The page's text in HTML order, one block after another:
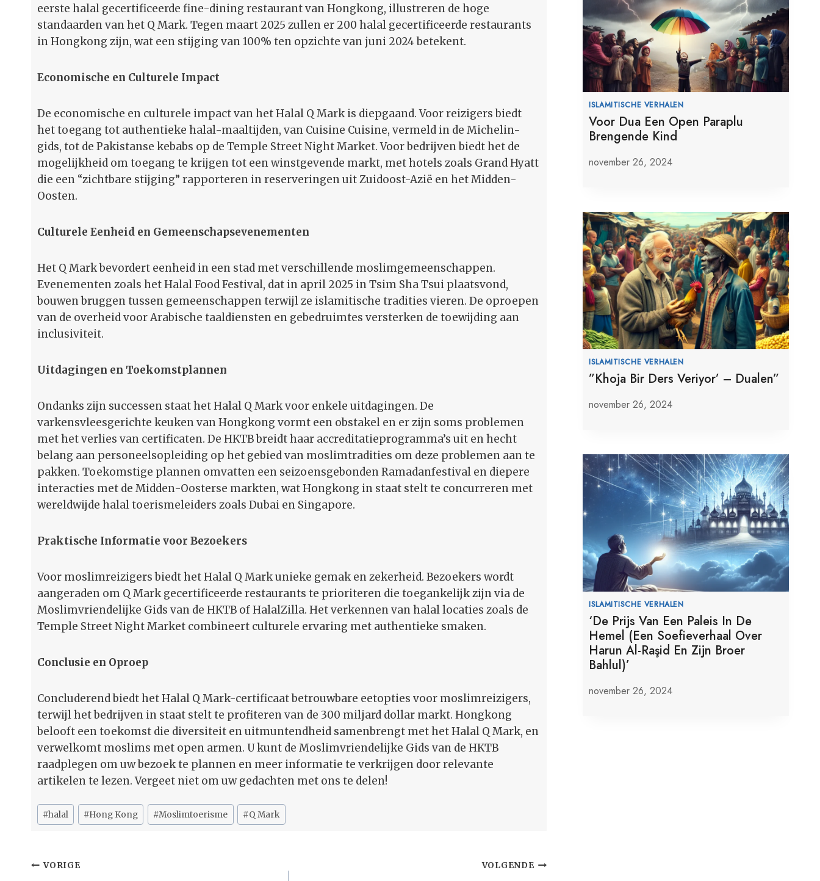
eerste halal gecertificeerde fine-dining restaurant van Hongkong, illustreren de hoge
standaarden van het Q Mark. Tegen maart 2025 zullen er 200 halal gecertificeerde restaurants
in Hongkong zijn, wat een stijging van 100% ten opzichte van juni 2024 betekent.
Economische en Culturele Impact
De economische en culturele impact van het Halal Q Mark is diepgaand. Voor reizigers biedt
het toegang tot authentieke halal-maaltijden, van Cuisine Cuisine, vermeld in de Michelin-
gids, tot de Pakistanse kebabs op de Temple Street Night Market. Voor bedrijven biedt het de
mogelijkheid om toegang te krijgen tot een winstgevende markt, met hotels zoals Grand Hyatt
die een “zichtbare stijging” rapporteren in reserveringen uit Zuidoost-Azië en het Midden-
Oosten.
Culturele Eenheid en Gemeenschapsevenementen
Het Q Mark bevordert eenheid in een stad met verschillende moslimgemeenschappen.
Evenementen zoals het Halal Food Festival, dat in april 2025 in Tsim Sha Tsui plaatsvond,
bouwen bruggen tussen gemeenschappen terwijl ze islamitische tradities vieren. De oproepen
van de overheid voor Arabische taaldiensten en gebedruimtes versterken de toewijding aan
inclusiviteit.
Uitdagingen en Toekomstplannen
Ondanks zijn successen staat het Halal Q Mark voor enkele uitdagingen. De
varkensvleesgerichte keuken van Hongkong vormt een obstakel en er zijn soms problemen
met het verlies van certificaten. De HKTB breidt haar accreditatieprogramma’s uit en hecht
belang aan personeelsopleiding op het gebied van moslimtradities om deze problemen aan te
pakken. Toekomstige plannen omvatten een seizoensgebonden Ramadanfestival en diepere
interacties met de Midden-Oosterse markten, wat Hongkong in staat stelt te concurreren met
wereldwijde halal toerismeleiders zoals Dubai en Singapore.
Praktische Informatie voor Bezoekers
Voor moslimreizigers biedt het Halal Q Mark unieke gemak en zekerheid. Bezoekers wordt
aangeraden om Q Mark gecertificeerde restaurants te prioriteren die toegankelijk zijn via de
Moslimvriendelijke Gids van de HKTB of HalalZilla. Het verkennen van halal locaties zoals de
Temple Street Night Market combineert culturele ervaring met authentieke smaken.
Conclusie en Oproep
Concluderend biedt het Halal Q Mark-certificaat betrouwbare eetopties voor moslimreizigers,
terwijl het bedrijven in staat stelt te profiteren van de 300 miljard dollar markt. Hongkong
belooft een toekomst die diversiteit en uitmuntendheid samenbrengt met het Halal Q Mark, en
verwelkomt moslims met open armen. U kunt de Moslimvriendelijke Gids van de HKTB
raadplegen om uw bezoek te plannen en meer informatie te verkrijgen door relevante
artikelen te lezen. Vergeet niet om uw gedachten met ons te delen!
Bericht
tags:
#halal #Hong Kong #Moslimtoerisme #Q Mark
Bericht
VORIGE VOLGENDE
ISLAMITISCHE VERHALEN
Voor Dua Een Open Paraplu
Brengende Kind
november 26, 2024
ISLAMITISCHE VERHALEN
”Khoja Bir Ders Veriyor’ – Dualen”
november 26, 2024
ISLAMITISCHE VERHALEN
‘De Prijs Van Een Paleis In De
Hemel (Een Soefieverhaal Over
Harun Al-Raşid En Zijn Broer
Bahlul)’
november 26, 2024